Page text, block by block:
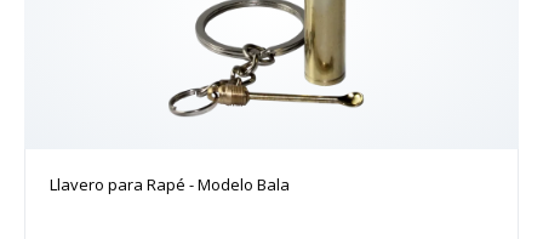
Llavero para Rapé - Modelo Bala